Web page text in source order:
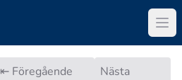
⇤ Föregående
Nästa